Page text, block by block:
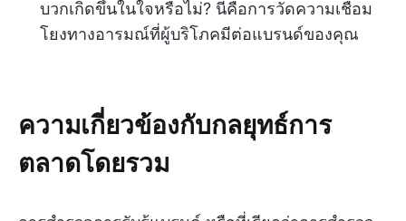
บวกเกิดขึ้นในใจหรือไม่? นี่คือการวัดความเชื่อม
โยงทางอารมณ์ที่ผู้บริโภคมีต่อแบรนด์ของคุณ
ความเกี่ยวข้องกับกลยุทธ์การ
ตลาดโดยรวม